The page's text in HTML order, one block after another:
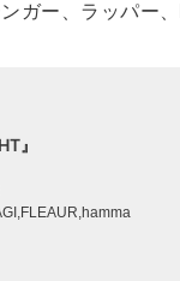
ガー、ラッパー
』